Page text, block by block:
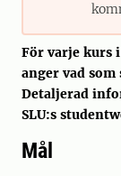
För varje kurs
anger vad
Detaljerad
SLU:s
Mål